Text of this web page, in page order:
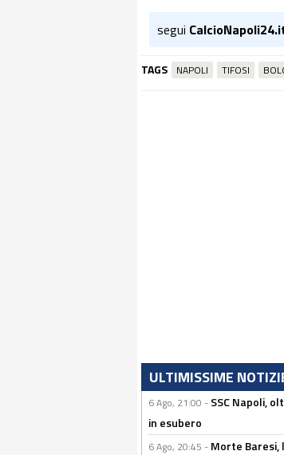
segui
TAGS NAPOLI TIFOSI
ULTIMISSIME
6 Ago, 21:00 - SSC Napoli,
in esubero
6 Ago, 20:45 - Morte Baresi,